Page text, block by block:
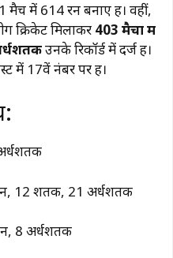
मैच में 614 रन बनाए हैं। वहीं,
क्रिकेट मिलाकर 403 मैचों में
उनके रिकॉर्ड में दर्ज हैं।
में 17वें नंबर पर हैं।
12 शतक, 21 अर्धशतक
8 अर्धशतक